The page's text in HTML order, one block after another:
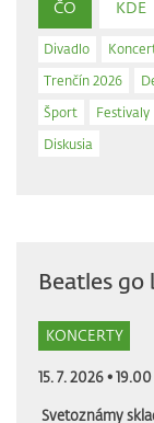
ČO KDE
Divadlo
Trenčín 2026
Šport
Festivaly
Diskusia
Beatles go
KONCERTY
15. 7. 2026 •
Svetoznámy